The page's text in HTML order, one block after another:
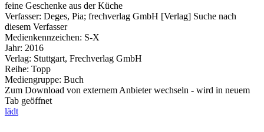
feine Geschenke aus der Küche
Verfasser: Deges, Pia; frechverlag GmbH [Verlag] Suche nach
diesem Verfasser
Medienkennzeichen: S-X
Jahr: 2016
Verlag: Stuttgart, Frechverlag GmbH
Reihe: Topp
Mediengruppe: Buch
Zum Download von externem Anbieter wechseln - wird in neuem
Tab geöffnet
lädt